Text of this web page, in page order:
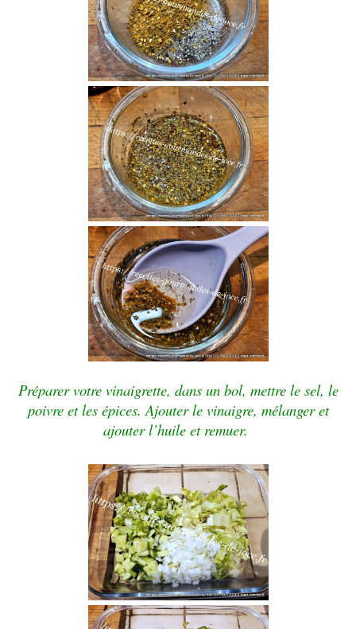
Préparer votre vinaigrette, dans un bol, mettre le sel, le
poivre et les épices. Ajouter le vinaigre, mélanger et
ajouter l’huile et remuer.